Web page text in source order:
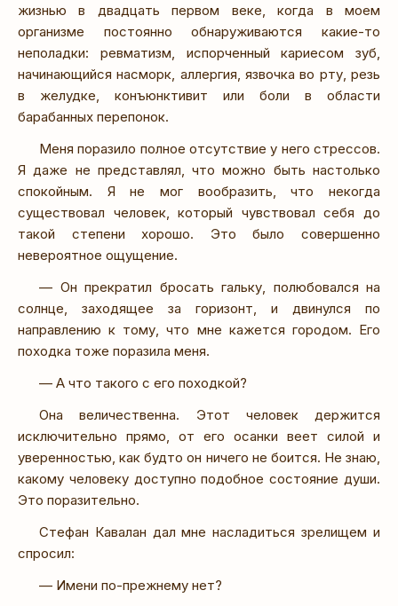
жизнью в двадцать первом веке, когда в моем
организме постоянно обнаруживаются какие-то
неполадки: ревматизм, испорченный кариесом зуб,
начинающийся насморк, аллергия, язвочка во рту, резь
в желудке, конъюнктивит или боли в области
барабанных перепонок.
Меня поразило полное отсутствие у него стрессов.
Я даже не представлял, что можно быть настолько
спокойным. Я не мог вообразить, что некогда
существовал человек, который чувствовал себя до
такой степени хорошо. Это было совершенно
невероятное ощущение.
— Он прекратил бросать гальку, полюбовался на
солнце, заходящее за горизонт, и двинулся по
направлению к тому, что мне кажется городом. Его
походка тоже поразила меня.
— А что такого с его походкой?
Она величественна. Этот человек держится
исключительно прямо, от его осанки веет силой и
уверенностью, как будто он ничего не боится. Не знаю,
какому человеку доступно подобное состояние души.
Это поразительно.
Стефан Кавалан дал мне насладиться зрелищем и
спросил:
— Имени по-прежнему нет?